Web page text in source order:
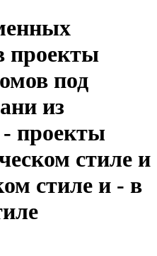
проекты
под
из
- проекты
стиле и
стиле и - в